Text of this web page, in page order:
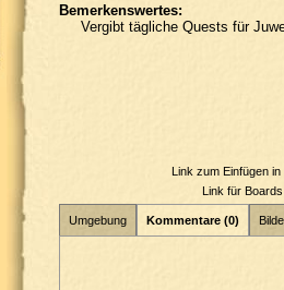
Bemerkenswertes:
Vergibt tägliche Quests für
Link zum Einfügen
Link für
Umgebung Kommentare (0)